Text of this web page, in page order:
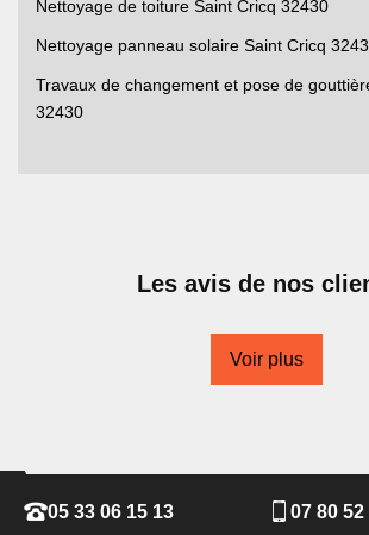
Nettoyage de toiture Saint Cricq 32430
Nettoyage panneau solaire Saint Cricq
Travaux de changement et pose de
32430
Les avis de nos
Voir plus
05 33 06 15 13
07 80 52